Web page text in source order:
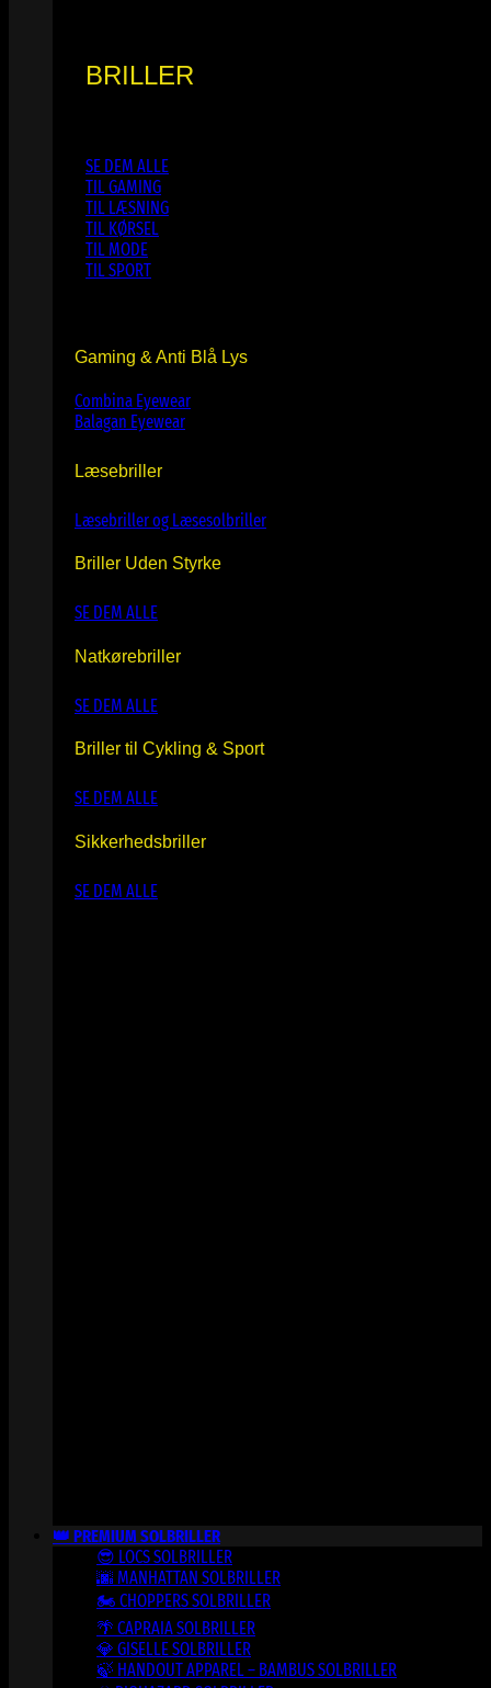
BRILLER
SE DEM ALLE
TIL GAMING
TIL LÆSNING
TIL KØRSEL
TIL MODE
TIL SPORT
Gaming & Anti Blå Lys
Combina Eyewear
Balagan Eyewear
Læsebriller
Læsebriller og Læsesolbriller
Briller Uden Styrke
SE DEM ALLE
Natkørebriller
SE DEM ALLE
Briller til Cykling & Sport
SE DEM ALLE
Sikkerhedsbriller
SE DEM ALLE
👑 PREMIUM SOLBRILLER
😎 LOCS SOLBRILLER
🌆 MANHATTAN SOLBRILLER
🏍️ CHOPPERS SOLBRILLER
🌴 CAPRAIA SOLBRILLER
💎 GISELLE SOLBRILLER
🍃 HANDOUT APPAREL – BAMBUS SOLBRILLER